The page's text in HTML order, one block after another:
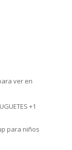
ver en
+1
para niños